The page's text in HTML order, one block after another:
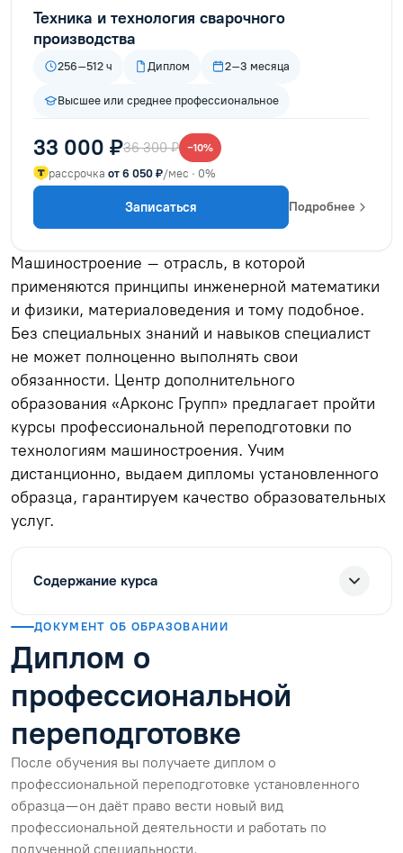
Техника и технология сварочного
производства
256–512 ч Диплом 2–3 месяца
Высшее или среднее профессиональное
33 000 ₽36 300 ₽ −10%
рассрочка от 6 050 ₽/мес · 0%
Записаться Подробнее
Машиностроение – отрасль, в которой
применяются принципы инженерной математики
и физики, материаловедения и тому подобное.
Без специальных знаний и навыков специалист
не может полноценно выполнять свои
обязанности. Центр дополнительного
образования «Арконс Групп» предлагает пройти
курсы профессиональной переподготовки по
технологиям машиностроения. Учим
дистанционно, выдаем дипломы установленного
образца, гарантируем качество образовательных
услуг.
Содержание курса
ДОКУМЕНТ ОБ ОБРАЗОВАНИИ
Диплом о
профессиональной
переподготовке
После обучения вы получаете диплом о
профессиональной переподготовке установленного
образца — он даёт право вести новый вид
профессиональной деятельности и работать по
полученной специальности.